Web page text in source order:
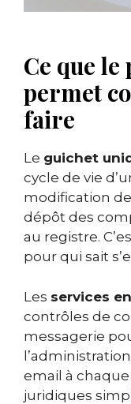
Ce que
permet
faire
Le guichet
cycle de vie
modification
dépôt des
au registre.
pour qui sait
Les services
contrôles de
messagerie
email à
juridiques